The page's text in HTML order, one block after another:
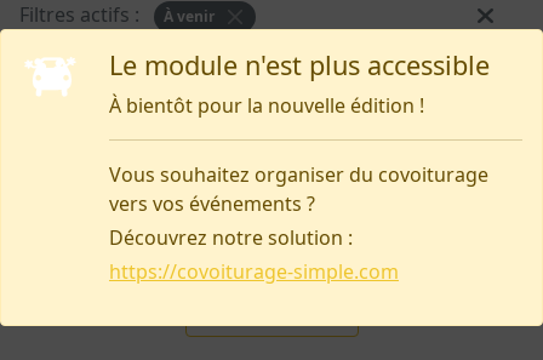
Le module n'est plus accessible
À bientôt pour la nouvelle édition !
Vous souhaitez organiser du covoiturage
vers vos événements ?
Découvrez notre solution :
https://covoiturage-simple.com
Filtres actifs :
À venir
Rien pour le moment
Besoin d’aide, signaler un problème ?